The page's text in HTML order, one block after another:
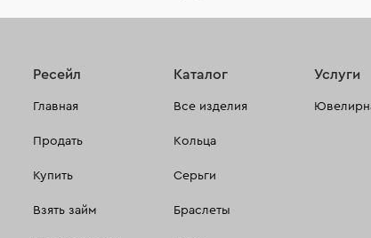
Ресейл
Главная
Продать
Купить
Взять займ
Каталог
Все изделия
Кольца
Серьги
Браслеты
Услуги